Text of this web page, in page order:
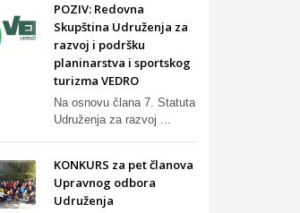
POZIV: Redovna
Skupština Udruženja za
razvoj i podršku
planinarstva i sportskog
turizma VEDRO
Na osnovu člana 7. Statuta
Udruženja za razvoj ...
KONKURS za pet članova
Upravnog odbora
Udruženja